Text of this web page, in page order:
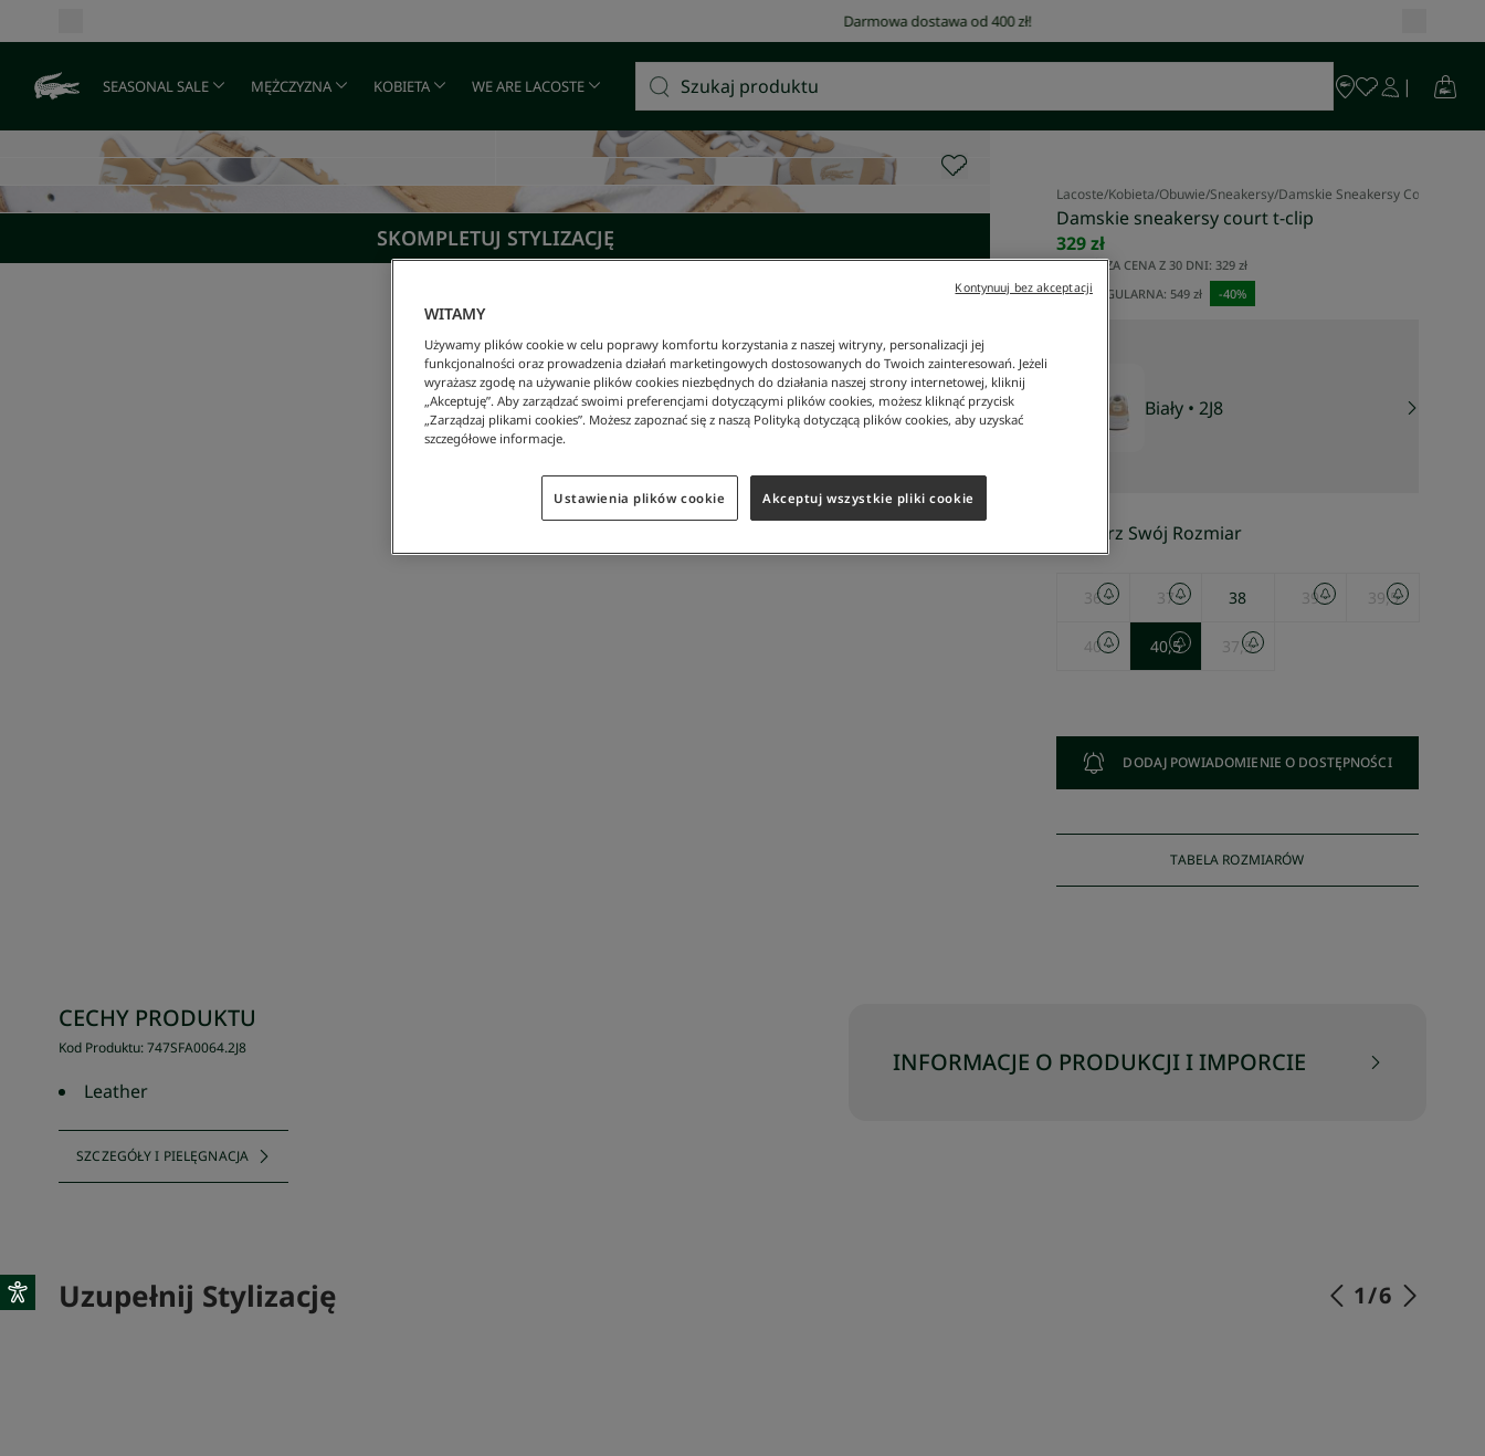
SEASONAL SALE MĘŻCZYZNA KOBIETA WE ARE LACOSTE
SKOMPLETUJ STYLIZACJĘ
Lacoste/Kobieta/Obuwie/Sneakersy/Damskie Sneakersy Court T-Clip
Damskie sneakersy court t-clip
329 zł
NAJNIŻSZA CENA Z 30 DNI: 329 zł
CENA REGULARNA: 549 zł -40%
Wybierz Swój Rozmiar
36 37 38 39 39,5
40 40,5 37,5
Biały • 2J8
DODAJ POWIADOMIENIE O DOSTĘPNOŚCI
TABELA ROZMIARÓW
CECHY PRODUKTU
Kod Produktu:747SFA0064.2J8
Leather
SZCZEGÓŁY I PIELĘGNACJA
INFORMACJE O PRODUKCJI I IMPORCIE
Uzupełnij Stylizację 1/6
WITAMY
Używamy plików cookie w celu poprawy komfortu korzystania z naszej witryny, personalizacji jej
funkcjonalności oraz prowadzenia działań marketingowych dostosowanych do Twoich zainteresowań. Jeżeli
wyrażasz zgodę na używanie plików cookies niezbędnych do działania naszej strony internetowej, kliknij
„Akceptuję”. Aby zarządzać swoimi preferencjami dotyczącymi plików cookies, możesz kliknąć przycisk
„Zarządzaj plikami cookies”. Możesz zapoznać się z naszą Polityką dotyczącą plików cookies, aby uzyskać
szczegółowe informacje.
Ustawienia plików cookie Akceptuj wszystkie pliki cookie
Kontynuuj bez akceptacji